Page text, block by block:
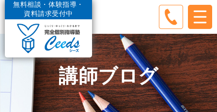
無料相談・体験指導・
資料請求受付中
講師ブログ